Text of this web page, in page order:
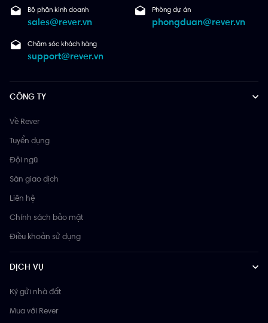
Bộ phận kinh doanh
sales@rever.vn
Phòng dự án
phongduan@rever.vn
Chăm sóc khách hàng
support@rever.vn
CÔNG TY
Về Rever
Tuyển dụng
Đội ngũ
Sàn giao dịch
Liên hệ
Chính sách bảo mật
Điều khoản sử dụng
DỊCH VỤ
Ký gửi nhà đất
Mua với Rever